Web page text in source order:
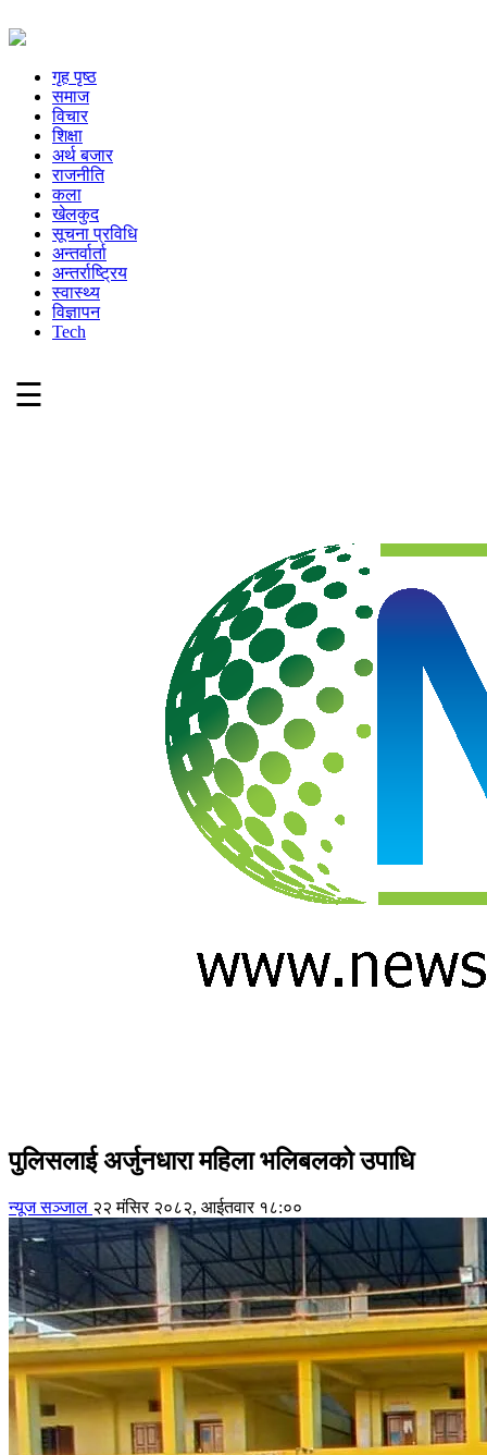
गृह पृष्ठ
समाज
विचार
शिक्षा
अर्थ बजार
राजनीति
कला
खेलकुद
सूचना प्रविधि
अन्तर्वार्ता
अन्तर्राष्ट्रिय
स्वास्थ्य
विज्ञापन
Tech
☰
पुलिसलाई अर्जुनधारा महिला भलिबलको उपाधि
न्यूज सञ्जाल २२ मंसिर २०८२, आईतवार १८:००